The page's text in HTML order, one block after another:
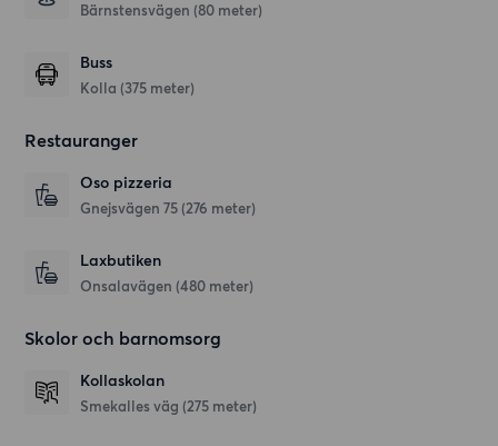
Bärnstensvägen (80 meter)
Buss
Kolla (375 meter)
Restauranger
Oso pizzeria
Gnejsvägen 75 (276 meter)
Laxbutiken
Onsalavägen (480 meter)
Skolor och barnomsorg
Kollaskolan
Smekalles väg (275 meter)